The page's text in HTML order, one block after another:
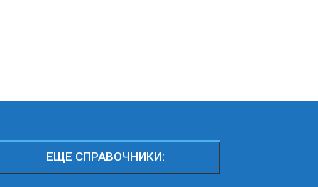
ЕЩЕ СПРАВОЧНИКИ: